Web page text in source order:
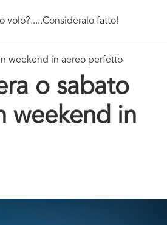
volo?.....Consideralo fatto!
weekend in aereo perfetto
o sabato
weekend in